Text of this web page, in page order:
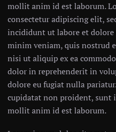
mollit anim id est laborum.
consectetur adipiscing elit,
incididunt ut labore et dolore
minim veniam, quis nostrud
nisi ut aliquip ex ea
dolor in reprehenderit in
dolore eu fugiat nulla
cupidatat non proident, sunt
mollit anim id est laborum.